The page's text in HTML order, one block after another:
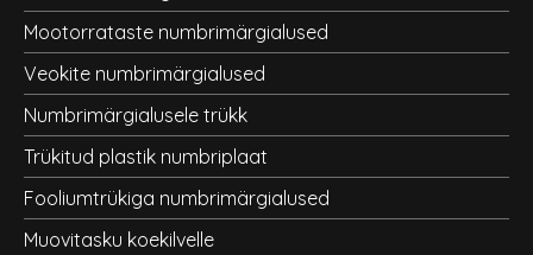
Mootorrataste numbrimärgialused
Veokite numbrimärgialused
Numbrimärgialusele trükk
Trükitud plastik numbriplaat
Fooliumtrükiga numbrimärgialused
Muovitasku koekilvelle